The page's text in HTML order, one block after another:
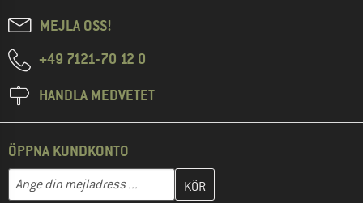
MEJLA OSS!
+49 7121-70 12 0
HANDLA MEDVETET
ÖPPNA KUNDKONTO
Mejladress
Skriv in din e-postadress här och skapa ditt kundkonto i nästa